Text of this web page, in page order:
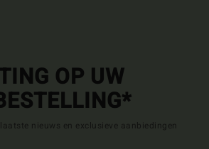
OP UW
nieuws en exclusieve aanbiedingen